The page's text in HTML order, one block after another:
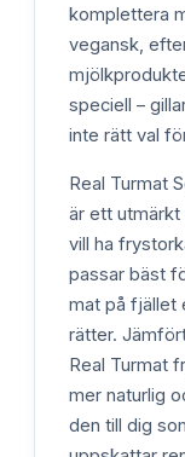
komplettera
vegansk,
speciell –
inte rätt val
Real Turmat
är ett
vill ha
passar bäst
mat på fjället
rätter.
Real Turmat
mer naturlig
den till dig